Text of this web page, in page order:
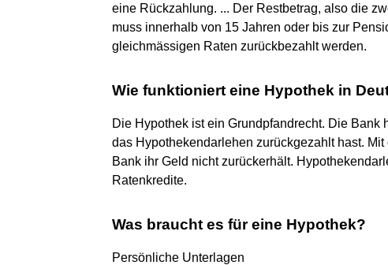
eine Rückzahlung. ... Der Restbetrag, also die
muss innerhalb von 15 Jahren oder bis zur
gleichmässigen Raten zurückbezahlt werden.
Wie funktioniert eine Hypothek in
Die Hypothek ist ein Grundpfandrecht. Die Bank
das Hypothekendarlehen zurückgezahlt hast.
Bank ihr Geld nicht zurückerhält.
Ratenkredite.
Was braucht es für eine Hypothek?
Persönliche Unterlagen